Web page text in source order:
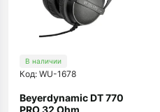
В наличии
Код: WU-1678
Beyerdynamic DT 770
PRO 32 Ohm